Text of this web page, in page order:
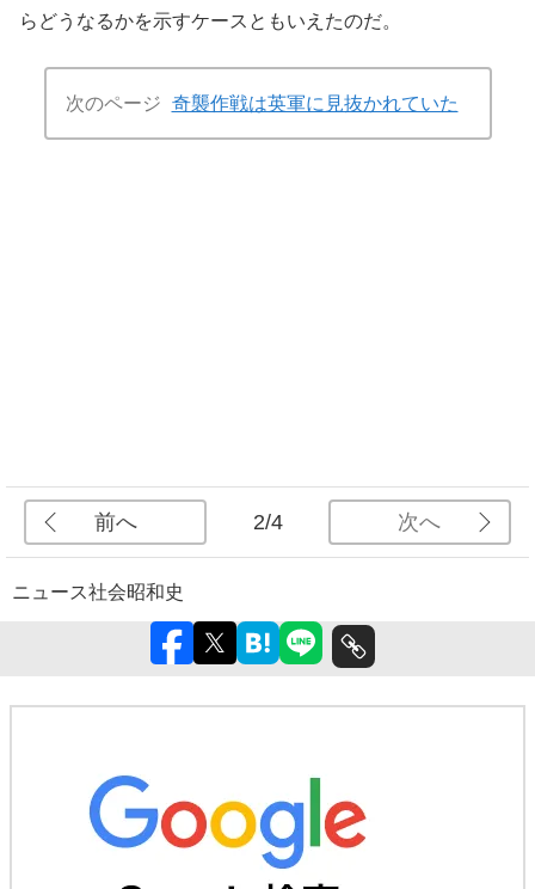
らどうなるかを示すケースともいえたのだ。
次のページ 奇襲作戦は英軍に見抜かれていた
前へ 2/4 次へ
ニュース社会昭和史